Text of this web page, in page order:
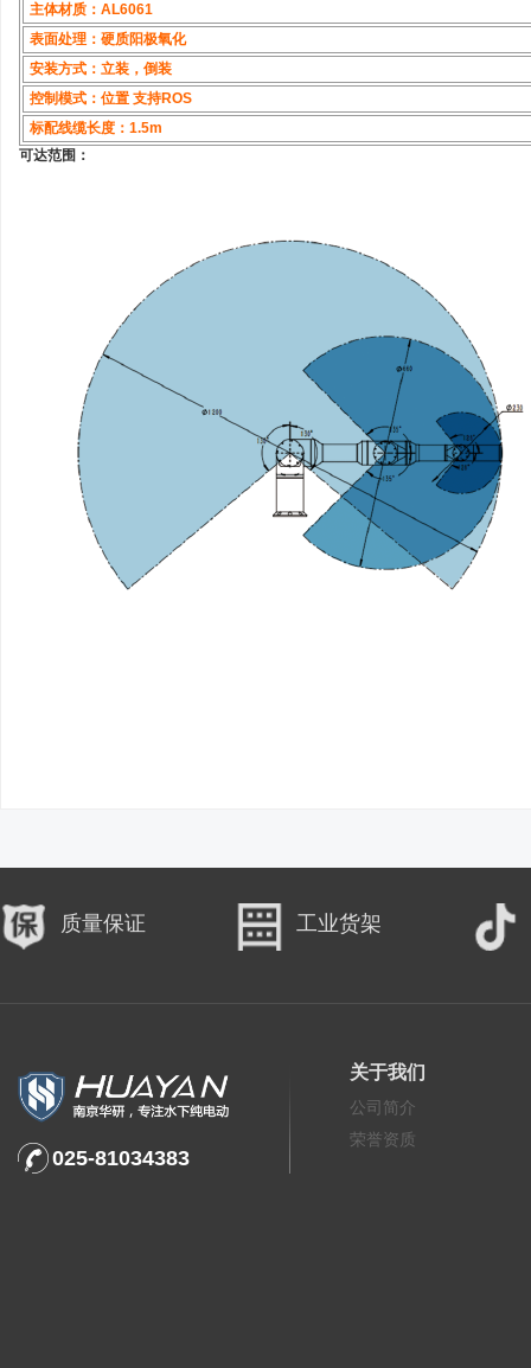
主体材质：AL6061
表面处理：硬质阳极氧化
安装方式：立装，倒装
控制模式：位置 支持ROS
标配线缆长度：1.5m
可达范围：
质量保证 工业货架
025-81034383
关于我们
公司简介
荣誉资质